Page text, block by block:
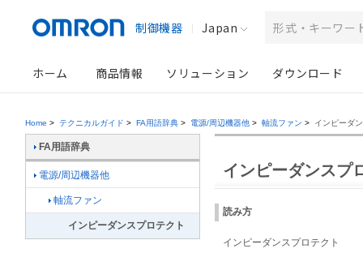
制御機器 Japan
ホーム 商品情報 ソリューション ダウンロード
Home > テクニカルガイド > FA用語辞典 > 電源/周辺機器他 > 軸流ファン > インピーダ
インピーダンスプ
読み方
インピーダンスプロテクト
FA用語辞典
電源/周辺機器他
軸流ファン
インピーダンスプロテクト